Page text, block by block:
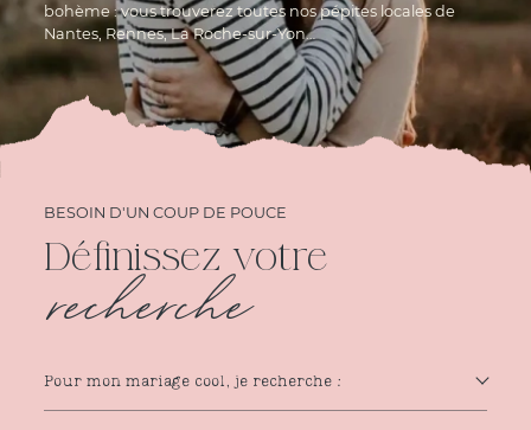
bohème : vous trouverez toutes nos pépites locales de
Nantes, Rennes, La Roche-sur-Yon…
BESOIN D'UN COUP DE POUCE
Définissez votre
recherche
Pour mon mariage cool, je recherche :